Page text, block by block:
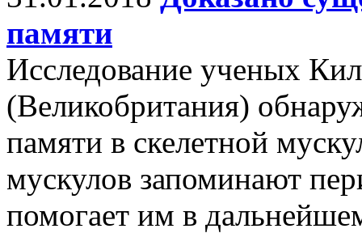
памяти
Исследование ученых
(Великобритания)
памяти в скелетной
мускулов запоминают
помогает им в